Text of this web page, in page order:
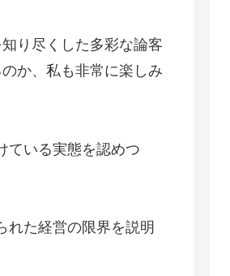
り尽くした多彩な論客
か、私も非常に楽しみ
ている実態を認めつ
れた経営の限界を説明